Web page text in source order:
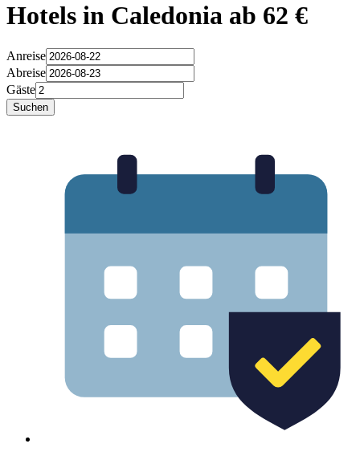
Hotels in Caledonia ab 62 €
Anreise
Abreise
Gäste
Suchen